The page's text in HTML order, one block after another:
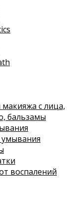
макияжа с лица,
бальзамы
умывания
воспалений